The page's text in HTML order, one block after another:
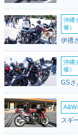
沖縄
催）
伊禮
沖縄
催）
GSさ
スギ